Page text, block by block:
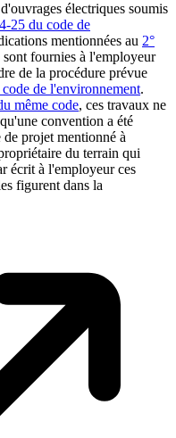
électriques soumis
25 du code de
mentionnées au 2°
sont fournies à l'employeur
de la procédure prévue
de l'environnement.
même code, ces travaux ne
convention a été
projet mentionné à
du terrain qui
écrit à l'employeur ces
figurent dans la